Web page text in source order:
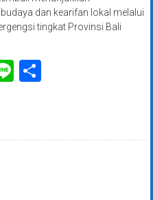
dan kearifan lokal melalui
tingkat Provinsi Bali
LineShare